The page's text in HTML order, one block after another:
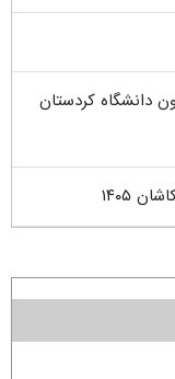
دانشگاه کردستان
۱۴۰۵